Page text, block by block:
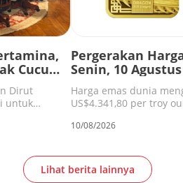
Cucu
Dirut
untuk
Pergerakan
Senin, 10
Spot
Harga emas dunia
US$4.341,80 per troy
AS yang mengurangi
10/08/2026
Lihat berita lainnya